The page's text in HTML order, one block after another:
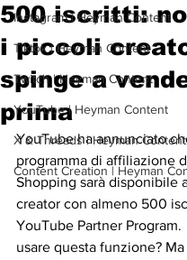
Instagram | Heyman Content
Tiktok | Heyman Content
Twitch | Heyman Content
YouTube | Heyman Content
X & Threads | Heyman Content
Content Creation | Heyman
500 iscritti:
i piccoli
spinge a
prima
YouTube ha annunciato
programma di affiliazione
Shopping sarà disponibile
creator con almeno 500
YouTube Partner Program.
usare questa funzione?